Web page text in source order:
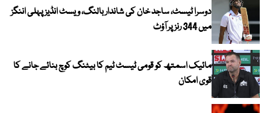
دوسرا ٹیسٹ، ساجد خان کی شاندار بالنگ، ویسٹ انڈیز پہلی اننگز
میں 344 رنز پر آؤٹ
مائیک اسمتھ کو قومی ٹیسٹ ٹیم کا بیٹنگ کوچ بنائے جانے کا
قوی امکان